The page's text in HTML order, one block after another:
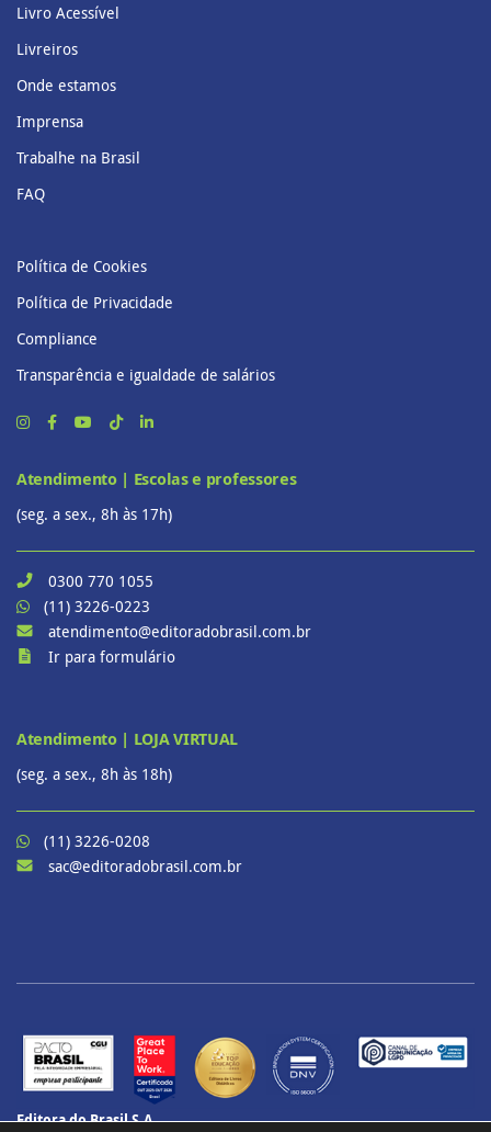
Livro Acessível
Livreiros
Onde estamos
Imprensa
Trabalhe na Brasil
FAQ
Política de Cookies
Política de Privacidade
Compliance
Transparência e igualdade de salários
Atendimento | Escolas e professores
(seg. a sex., 8h às 17h)
0300 770 1055
(11) 3226-0223
atendimento@editoradobrasil.com.br
Ir para formulário
Atendimento | LOJA VIRTUAL
(seg. a sex., 8h às 18h)
(11) 3226-0208
sac@editoradobrasil.com.br
Editora do Brasil S.A.